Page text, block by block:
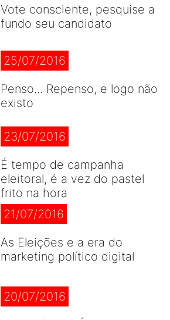
Vote consciente, pesquise a
fundo seu candidato
25/07/2016
Penso... Repenso, e logo não
existo
23/07/2016
É tempo de campanha
eleitoral, é a vez do pastel
frito na hora
21/07/2016
As Eleições e a era do
marketing político digital
20/07/2016